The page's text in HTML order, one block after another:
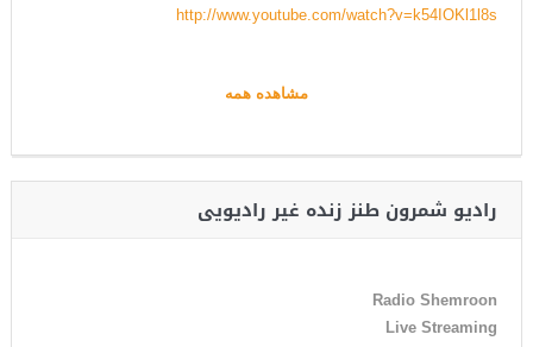
http://www.youtube.com/watch?v=k54IOKl1l8s
مشاهده همه
رادیو شمرون طنز زنده غیر رادیویی
Radio Shemroon
Live Streaming